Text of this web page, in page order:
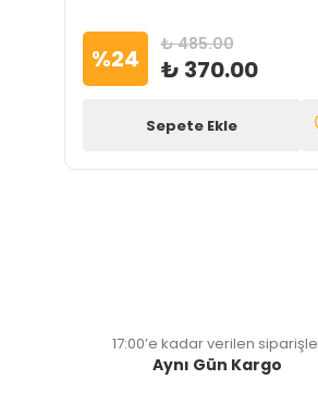
%24 ₺ 485.00
₺ 370.00
Sepete Ekle
17:00’e kadar verilen
Aynı Gün Kargo